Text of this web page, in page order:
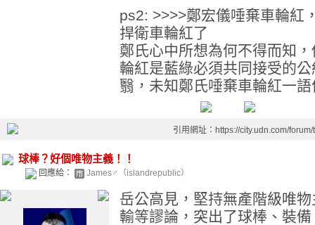
ps2: >>>>鄭宏儀唾棄車輪紅
捍衛車輪紅了
鄭氏心中所想為何不得而知
輪紅是藍綠必須共同接受的
翳，未知鄭氏唾棄車輪紅一
引用網址：https://city.udn.com/
球棒？好個唯物主義！！
回應給： James♂（islandrepublic）
岳公高見，堅持無產階級唯
輸等謬論，突出了球棒、裝